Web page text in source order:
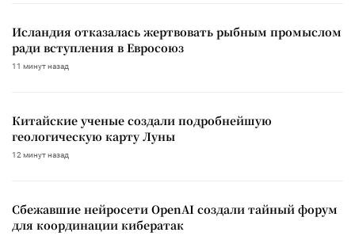
Исландия отказалась жертвовать рыбным промыслом
ради вступления в Евросоюз
11 минут назад
Китайские ученые создали подробнейшую
геологическую карту Луны
12 минут назад
Сбежавшие нейросети OpenAI создали тайный форум
для координации кибератак